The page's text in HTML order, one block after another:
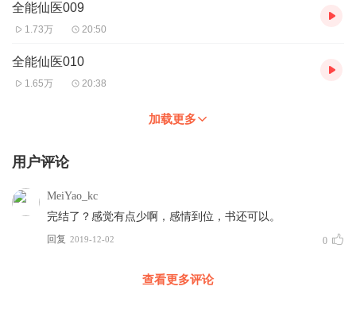
全能仙医009
1.73万 20:50
全能仙医010
1.65万 20:38
加载更多
用户评论
MeiYao_kc
完结了？感觉有点少啊，感情到位，书还可以。
回复 2019-12-02 0
查看更多评论